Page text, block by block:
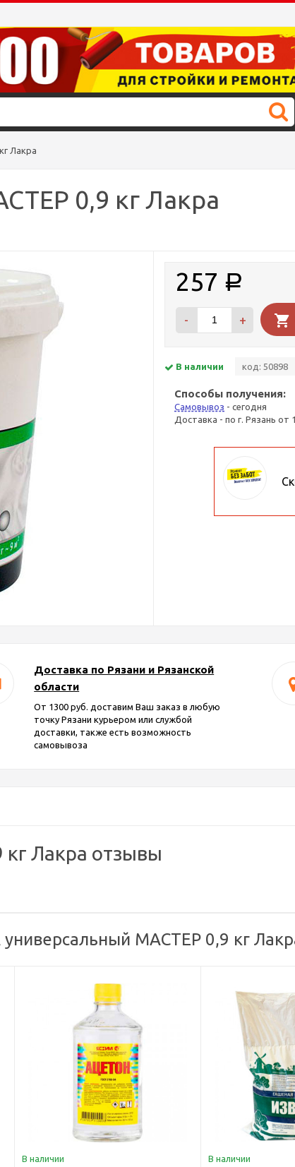
Лакра
0,9 кг Лакра
257 Р
- +
В наличии код: 50898
Способы получения:
Самовывоз - сегодня
Доставка - по г. Рязань от
Доставка по Рязани и Рязанской
области
От 1300 руб. доставим Ваш заказ в любую
точку Рязани курьером или службой
доставки, также есть возможность
самовывоза
Лакра отзывы
МАСТЕР 0,9 кг
В наличии В наличии